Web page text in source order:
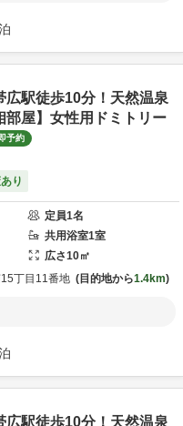
広駅徒歩10分！天然温泉
屋】女性用ドミトリー
予約
り
定員1名
共用浴室1室
広さ10㎡
丁目11番地 目的地から1.4km
広駅徒歩10分！天然温泉